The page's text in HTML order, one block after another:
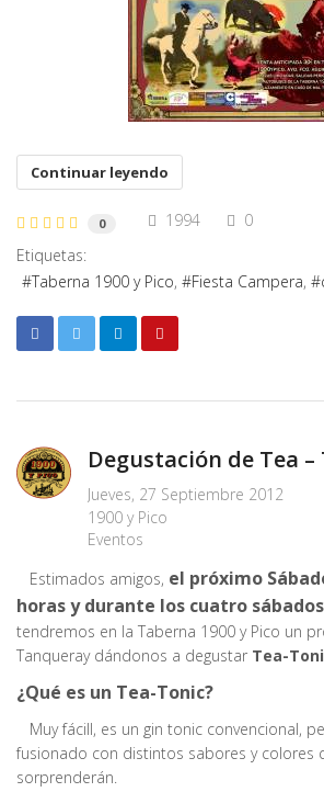
Continuar leyendo
0 1994
0
Etiquetas:
Taberna 1900 y Pico
Fiesta Campera
Degustación de Tea –
Jueves, 27 Septiembre 2012
1900 y Pico
Eventos
Estimados amigos, el próximo
horas y durante los cuatro
tendremos en la Taberna 1900 y Pico un
Tanqueray dándonos a degustar Tea-
¿Qué es un Tea-Tonic?
Muy fácill, es un gin tonic convencional,
fusionado con distintos sabores y colores
sorprenderán.